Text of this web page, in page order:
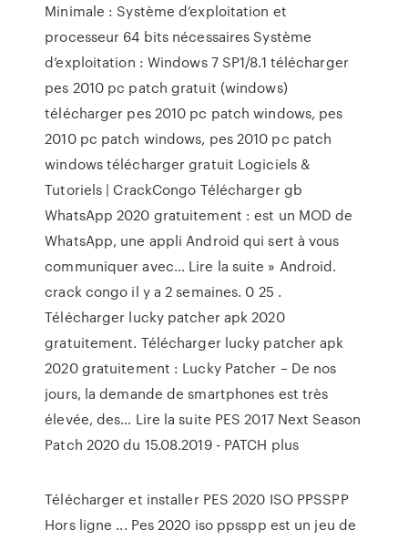
Minimale : Système d’exploitation et
processeur 64 bits nécessaires Système
d’exploitation : Windows 7 SP1/8.1 télécharger
pes 2010 pc patch gratuit (windows)
télécharger pes 2010 pc patch windows, pes
2010 pc patch windows, pes 2010 pc patch
windows télécharger gratuit Logiciels &
Tutoriels | CrackCongo Télécharger gb
WhatsApp 2020 gratuitement : est un MOD de
WhatsApp, une appli Android qui sert à vous
communiquer avec… Lire la suite » Android.
crack congo il y a 2 semaines. 0 25 .
Télécharger lucky patcher apk 2020
gratuitement. Télécharger lucky patcher apk
2020 gratuitement : Lucky Patcher – De nos
jours, la demande de smartphones est très
élevée, des… Lire la suite PES 2017 Next Season
Patch 2020 du 15.08.2019 - PATCH plus
Télécharger et installer PES 2020 ISO PPSSPP
Hors ligne ... Pes 2020 iso ppsspp est un jeu de